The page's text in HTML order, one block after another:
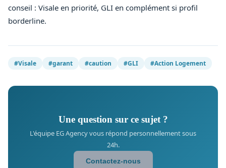
conseil : Visale en priorité, GLI en complément si profil
borderline.
#Visale #garant #caution #GLI #Action Logement
Une question sur ce sujet ?
L'équipe EG Agency vous répond personnellement sous
24h.
Contactez-nous